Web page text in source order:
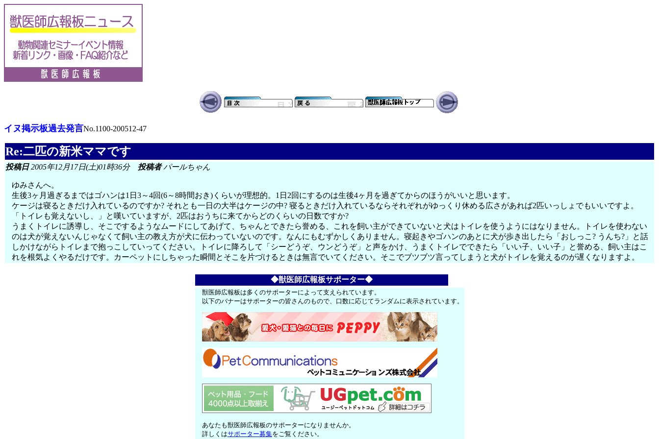
イヌ掲示板過去発言No.1100-200512-47
Re:二匹の新米ママです
投稿日2005年12月17日(土)01時36分 投稿者パールちゃん
ゆみさんへ。
生後3ヶ月過ぎるまではゴハンは1日3～4回(6～8時間おき)くらいが理想的。1日2回にするのは生後4ヶ月を過ぎてからのほうがいいと思います。
ケージは寝るときだけ入れているのですか? それとも一日の大半はケージの中? 寝るときだけ入れているならそれぞれがゆっくり休める広さがあれば2匹いっしょでもいいですよ。
「トイレも覚えないし、」と嘆いていますが、2匹はおうちに来てからどのくらいの日数ですか?
うまくトイレに誘導し、そこでするようなムードにしてあげて、ちゃんとできたら誉める、これを飼い主ができていないと犬はトイレを使うようにはなりません。トイレを使わない
のは犬が覚えないんじゃなくて飼い主の教え方が犬に伝わっていないのです。なんにもむずかしくありません。寝起きやゴハンのあとに犬が歩き出したら「おしっこ? うんち?」と話
しかけながらトイレまで抱っこしていってください。トイレに降ろして「シーどうぞ、ウンどうぞ」と声をかけ、うまくトイレでできたら「いい子、いい子」と誉める、飼い主はこ
れを根気よくやるだけです。カーペットにしちゃった瞬間とそこを片づけるときは無言でいてください。そこでブツブツ言ってしまうと犬がトイレを覚えるのが遅くなりますよ。
◆獣医師広報板サポーター◆
獣医師広報板は多くのサポーターによって支えられています。
以下のバナーはサポーターの皆さんのもので、口数に応じてランダムに表示されています。
あなたも獣医師広報板のサポーターになりませんか。
詳しくはサポーター募集をご覧ください。